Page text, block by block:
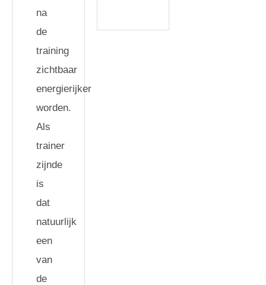
na
de
training
zichtbaar
energierijker
worden.
Als
trainer
zijnde
is
dat
natuurlijk
een
van
de